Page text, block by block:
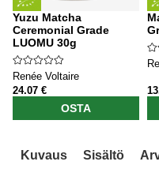
Yuzu Matcha
Ceremonial Grade
LUOMU 30g
Renée Voltaire
24.07 €
OSTA
Kuvaus Sisältö